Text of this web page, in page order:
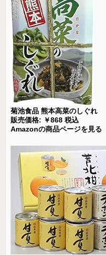
菊池食品 熊本高菜のしぐれ
販売価格: ￥868 税込
Amazonの商品ページを見る